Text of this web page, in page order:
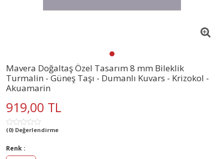
Mavera Doğaltaş Özel Tasarım 8 mm Bileklik
Turmalin - Güneş Taşı - Dumanlı Kuvars - Krizokol -
Akuamarin
919,00 TL
(0) Değerlendirme
Renk :